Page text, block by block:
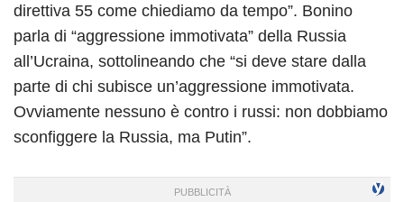
direttiva 55 come chiediamo da tempo”. Bonino
parla di “aggressione immotivata” della Russia
all’Ucraina, sottolineando che “si deve stare dalla
parte di chi subisce un’aggressione immotivata.
Ovviamente nessuno è contro i russi: non dobbiamo
sconfiggere la Russia, ma Putin”.